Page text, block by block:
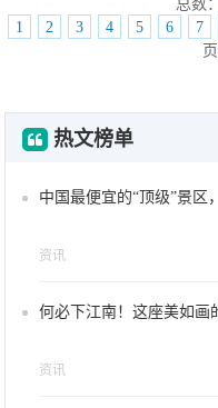
总数：
1
2 3 4 5 6 7
热文榜单
中国最便宜的“顶级”景区
资讯
何必下江南！这座美如画
资讯